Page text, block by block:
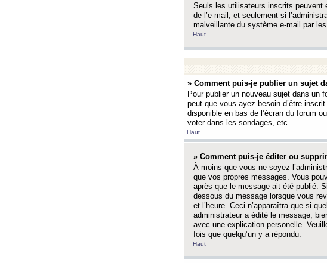
Seuls les utilisateurs inscrits peuvent
de l’e-mail, et seulement si
malveillante du système e-mail par
Haut
» Comment puis-je publier un sujet
Pour publier un nouveau sujet dans un
peut que vous ayez besoin d’être
disponible en bas de l’écran du forum
voter dans les sondages, etc.
Haut
» Comment puis-je éditer ou
À moins que vous ne soyez
que vos propres messages. Vous
après que le message ait été publié.
dessous du message lorsque vous
et l’heure. Ceci n’apparaîtra que si
administrateur a édité le message,
avec une explication personelle.
fois que quelqu’un y a répondu.
Haut